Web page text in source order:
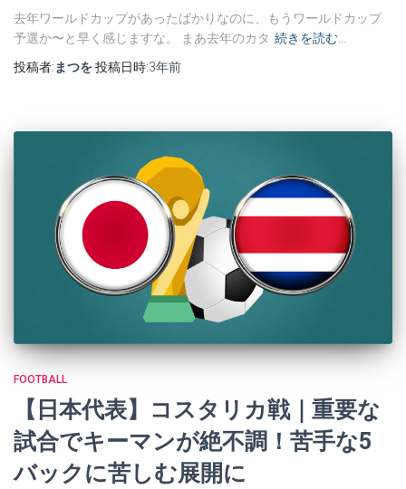
去年ワールドカップがあったばかりなのに、もうワールドカップ
予選か〜と早く感じますな。 まあ去年のカタ 続きを読む…
投稿者:まつを投稿日時:3年前
FOOTBALL
【日本代表】コスタリカ戦｜重要な
試合でキーマンが絶不調！苦手な5
バックに苦しむ展開に